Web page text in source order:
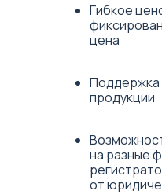
Гибкое
цена
Поддержка
продукции
на разные
от